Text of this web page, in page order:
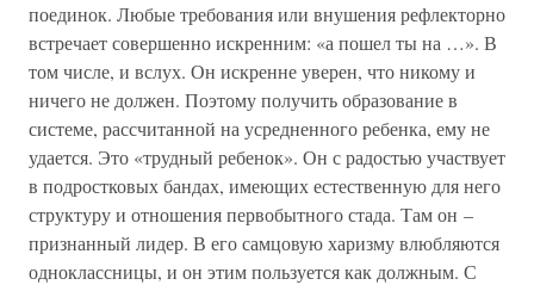
поединок. Любые требования или внушения рефлекторно
встречает совершенно искренним: «а пошел ты на …». В
том числе, и вслух. Он искренне уверен, что никому и
ничего не должен. Поэтому получить образование в
системе, рассчитанной на усредненного ребенка, ему не
удается. Это «трудный ребенок». Он с радостью участвует
в подростковых бандах, имеющих естественную для него
структуру и отношения первобытного стада. Там он –
признанный лидер. В его самцовую харизму влюбляются
одноклассницы, и он этим пользуется как должным. С